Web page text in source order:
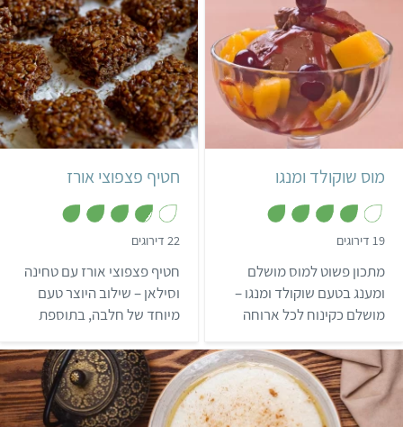
קל
מוס שוקולד ומנגו
19 דירוגים
9
מ
ת
ו
מתכון פשוט למוס מושלם
ומענג בטעם שוקולד ומנגו –
מושלם כקינוח לכל ארוחה
במהלך היום.
קל שעתיים ו-10 דקות
25 חטיפים
חטיף פצפוצי אורז
22 דירוגים
8
מ
ת
ו
חטיף פצפוצי אורז עם טחינה
וסילאן – שילוב היוצר טעם
מיוחד של חלבה, בתוספת